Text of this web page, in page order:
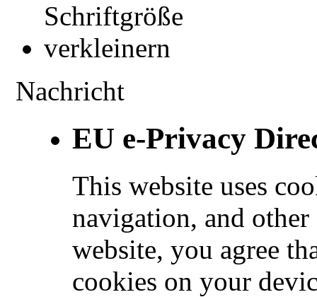
Nachricht
EU e-Privacy
This website uses
navigation, and
website, you agree
cookies on your